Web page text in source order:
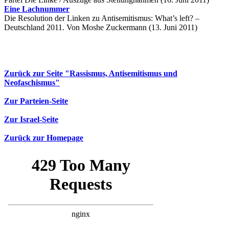
Eine Lachnummer
Die Resolution der Linken zu Antisemitismus: What’s left? –
Deutschland 2011. Von Moshe Zuckermann (13. Juni 2011)
Zurück zur Seite "Rassismus, Antisemitismus und
Neofaschismus"
Zur Parteien-Seite
Zur Israel-Seite
Zurück zur Homepage